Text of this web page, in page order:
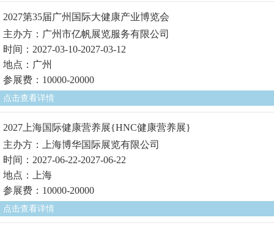
2027第35届广州国际大健康产业博览会
主办方：广州市亿帆展览服务有限公司
时间：2027-03-10-2027-03-12
地点：广州
参展费：10000-20000
点击查看详情
2027上海国际健康营养展{HNC健康营养展}
主办方：上海博华国际展览有限公司
时间：2027-06-22-2027-06-22
地点：上海
参展费：10000-20000
点击查看详情